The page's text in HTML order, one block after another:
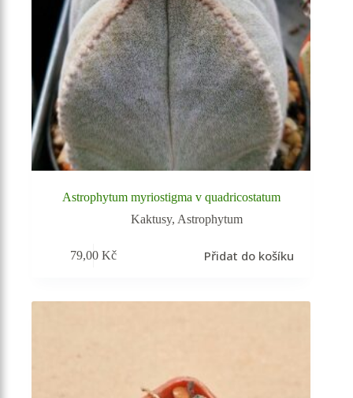
Astrophytum myriostigma v quadricostatum
Kaktusy, Astrophytum
79,00Kč Přidat do košíku